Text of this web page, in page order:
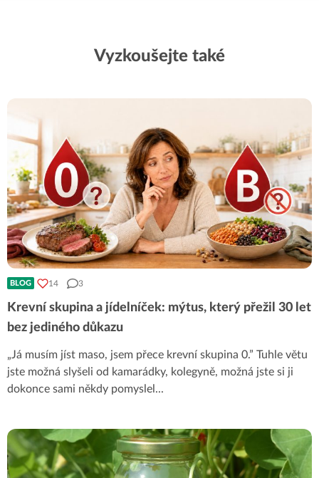
Vyzkoušejte také
BLOG 14 3
Krevní skupina a jídelníček: mýtus, který přežil 30 let
bez jediného důkazu
„Já musím jíst maso, jsem přece krevní skupina 0.” Tuhle větu
jste možná slyšeli od kamarádky, kolegyně, možná jste si ji
dokonce sami někdy pomyslel ...